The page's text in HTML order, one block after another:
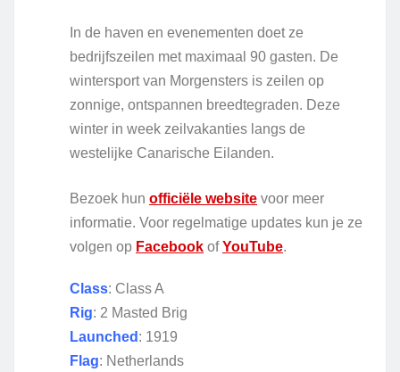
In de haven en evenementen doet ze
bedrijfszeilen met maximaal 90 gasten. De
wintersport van Morgensters is zeilen op
zonnige, ontspannen breedtegraden. Deze
winter in week zeilvakanties langs de
westelijke Canarische Eilanden.
Bezoek hun officiële website voor meer
informatie. Voor regelmatige updates kun je ze
volgen op Facebook ofYouTube.
Class: Class A
Rig: 2 Masted Brig
Launched : 1919
Flag: Netherlands